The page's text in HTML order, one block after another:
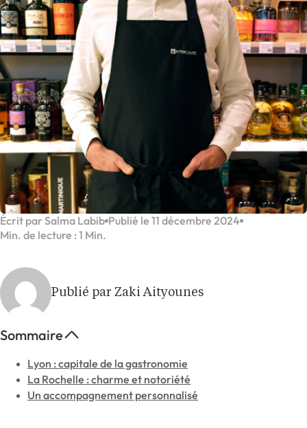
Écrit par Salma Labib Publié le 11 décembre 2024
Min. de lecture : 1 Min.
Publié par Zaki Aityounes
Sommaire
Lyon : capitale de la gastronomie
La Rochelle : charme et notoriété
Un accompagnement personnalisé